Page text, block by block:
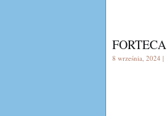
8 września, 2024 |